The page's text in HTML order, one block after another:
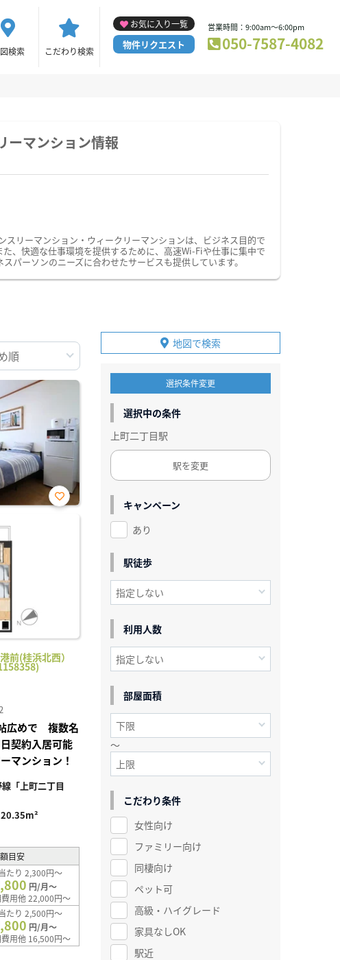
検索 こだわり検索
お気に入り一覧
物件リクエスト
営業時間：9:00am～6:00pm
050-7587-4082
ーマンション情報
リーマンション・ウィークリーマンションは、ビジネス目的で
、快適な仕事環境を提供するために、高速Wi-Fiや仕事に集中で
パーソンのニーズに合わせたサービスも提供しています。
前(桂浜北西）
お気
広めで 複数名
契約入居可能
マンション！
「上町二丁目
20.35m²
目安
たり 2,300円～
円/月～
用他 22,000円～
たり 2,500円～
円/月～
用他 16,500円～
地図で検索
選択条件変更
選択中の条件
上町二丁目駅
駅を変更
キャンペーン
あり
駅徒歩
利用人数
部屋面積
～
こだわり条件
女性向け
ファミリー向け
同棲向け
ペット可
高級・ハイグレード
家具なしOK
駅近